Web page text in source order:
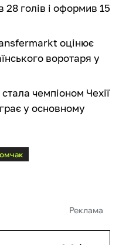
28 голів і оформив 15
оцінює
воротаря у
чемпіоном Чехії
у основному
Реклама